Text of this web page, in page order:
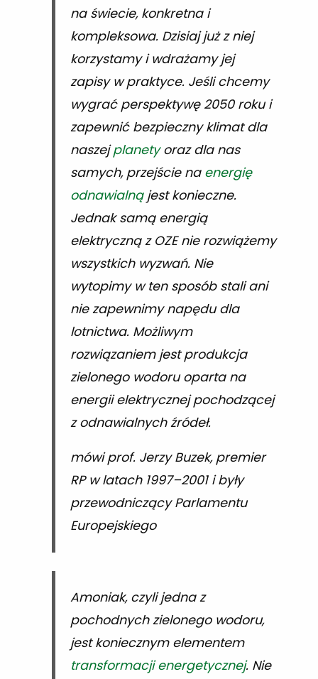
na świecie, konkretna i
kompleksowa. Dzisiaj już z niej
korzystamy i wdrażamy jej
zapisy w praktyce. Jeśli chcemy
wygrać perspektywę 2050 roku i
zapewnić bezpieczny klimat dla
naszejplanetyoraz dla nas
samych, przejście na energię
odnawialnąjest konieczne.
Jednak samą energią
elektryczną z OZE nie rozwiążemy
wszystkich wyzwań. Nie
wytopimy w ten sposób stali ani
nie zapewnimy napędu dla
lotnictwa. Możliwym
rozwiązaniem jest produkcja
zielonego wodoru oparta na
energii elektrycznej pochodzącej
z odnawialnych źródeł.
mówi prof. Jerzy Buzek, premier
RP w latach 1997–2001 i były
przewodniczący Parlamentu
Europejskiego
Amoniak, czyli jedna z
pochodnych zielonego wodoru,
jest koniecznym elementem
transformacji energetycznej. Nie